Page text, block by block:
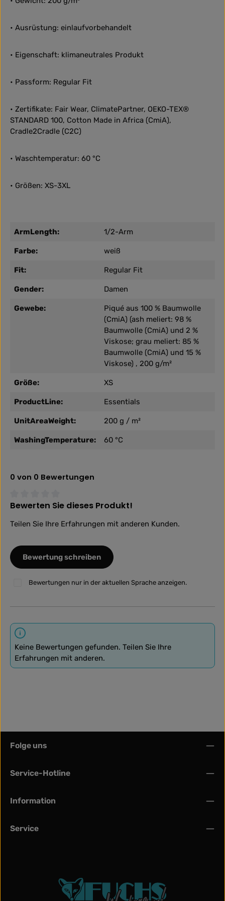
• Ausrüstung: einlaufvorbehandelt
• Eigenschaft: klimaneutrales Produkt
• Passform: Regular Fit
• Zertifikate: Fair Wear, ClimatePartner, OEKO-TEX®
STANDARD 100, Cotton Made in Africa (CmiA),
Cradle2Cradle (C2C)
• Waschtemperatur: 60 °C
• Größen: XS-3XL
ArmLength: 1/2-Arm
Farbe: weiß
Fit: Regular Fit
Gender: Damen
Gewebe:
Piqué aus 100 % Baumwolle
(CmiA) (ash meliert: 98 %
Baumwolle (CmiA) und 2 %
Viskose; grau meliert: 85 %
Baumwolle (CmiA) und 15 %
Viskose) , 200 g/m²
Größe: XS
ProductLine: Essentials
UnitAreaWeight: 200 g / m²
WashingTemperature: 60 °C
0 von 0 Bewertungen
Durchschnittliche Bewertung von 0 von 5 Sternen
Bewerten Sie dieses Produkt!
Teilen Sie Ihre Erfahrungen mit anderen Kunden.
Bewertung schreiben
Bewertungen nur in der aktuellen Sprache anzeigen.
Keine Bewertungen gefunden. Teilen Sie Ihre
Erfahrungen mit anderen.
Folge uns
Service-Hotline
Information
Service